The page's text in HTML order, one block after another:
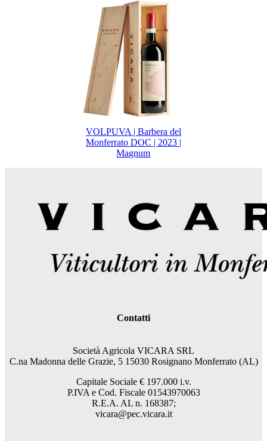
VOLPUVA | Barbera del
Monferrato DOC | 2023 |
Magnum
Contatti
Società Agricola VICARA SRL
C.na Madonna delle Grazie, 5 15030 Rosignano Monferrato (AL)
Capitale Sociale € 197.000i.v.
P.IVA e Cod. Fiscale 01543970063
R.E.A. AL n. 168387;
vicara@pec.vicara.it